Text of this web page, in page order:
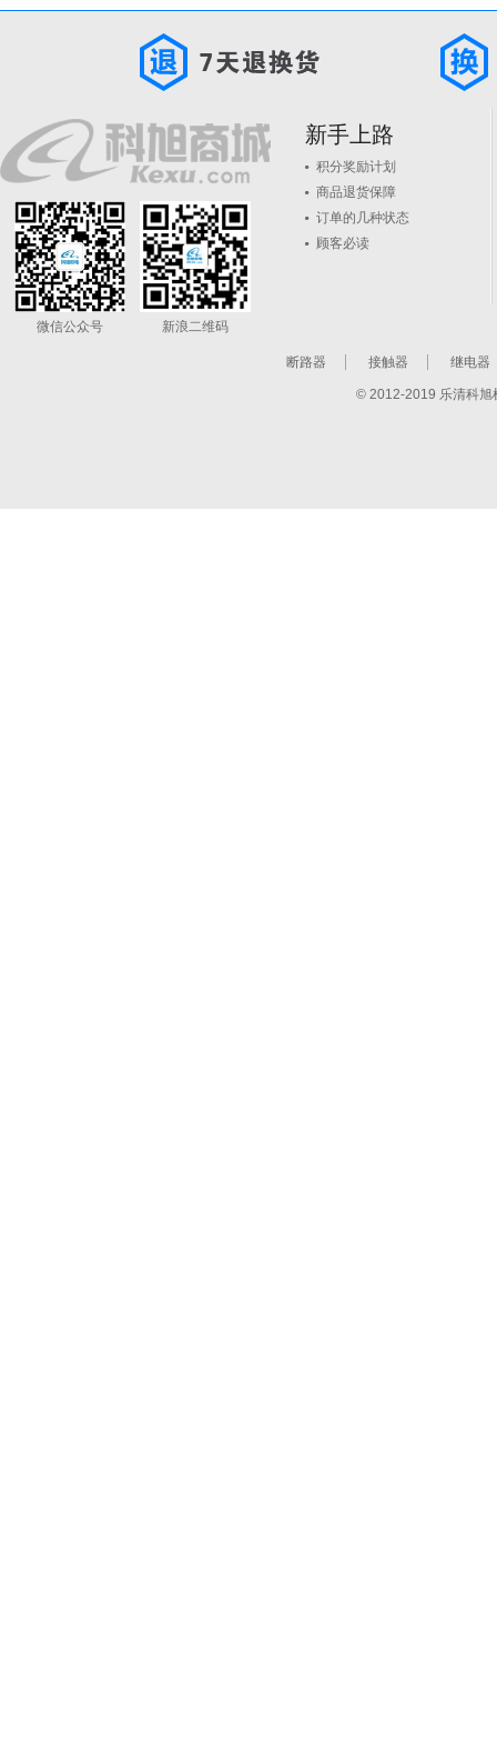
微信公众号 新浪二维码
新手上路
积分奖励计划
商品退货保障
订单的几种状态
顾客必读
断路器 接触器 继电器
© 2012-2019 乐清科旭